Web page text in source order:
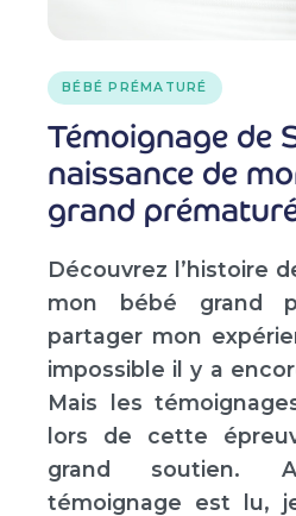
BÉBÉ PRÉMATURÉ
Témoignage de
naissance de
grand
Découvrez l’histoire
mon bébé grand
partager mon
impossible il y a
Mais les
lors de cette
grand soutien.
témoignage est lu,